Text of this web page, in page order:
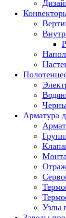
Арматура
Узлы